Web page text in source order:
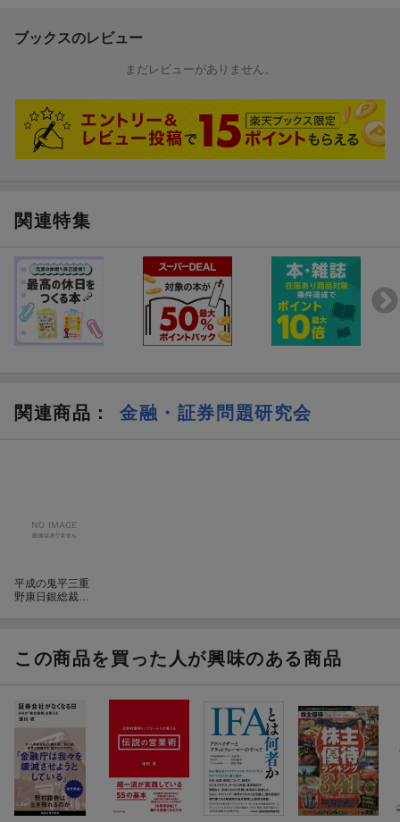
（株）代表取締役社長、楠雄治氏に聞く
ブックスのレビュー
まだレビューがありません。
関連特集
関連商品 ： 金融・証券問題研究会
平成の鬼平三重
野康日銀総裁は
この商品を買った人が興味のある商品